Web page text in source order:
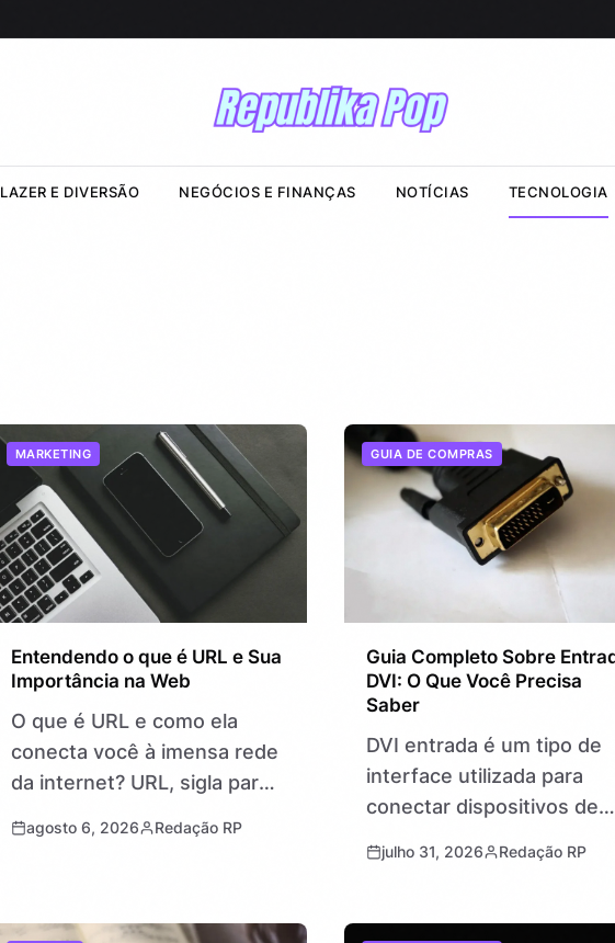
LAZER E DIVERSÃO NEGÓCIOS E FINANÇAS NOTÍCIAS TECNOLOGIA
MARKETING
Entendendo o que é URL e Sua
Importância na Web
O que é URL e como ela
conecta você à imensa rede
da internet? URL, sigla para
o endereço digital que
agosto 6, 2026 Redação RP
GUIA DE COMPRAS
Guia Completo Sobre
DVI: O Que Você Precisa
Saber
DVI entrada é um tipo de
interface utilizada para
conectar dispositivos de
placas de vídeo,
analógicos. Essencial para
julho 31, 2026 Redação RP